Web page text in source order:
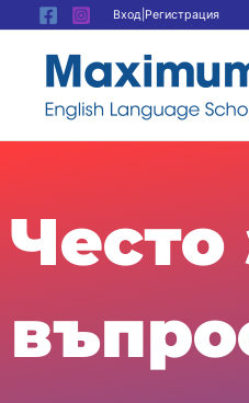
to
content
Вход|Регистрация
Често